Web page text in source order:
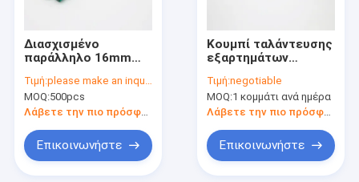
Διασχισμένο
παράλληλο 16mm
χαρών καλωδίων
αλουμίνιο
συνδετήρων
Τιμή:please make an inquiry
MOQ:500pcs
Λάβετε την πιο πρόσφατη τιμή
Επικοινωνήστε
Κουμπί ταλάντευσης
εξαρτημάτων
ταλάντευσης
φωλιών πουλιών με
την αλυσίδα
Τιμή:negotiable
MOQ:1 κομμάτι ανά ημέρα
Επικοινωνήστε